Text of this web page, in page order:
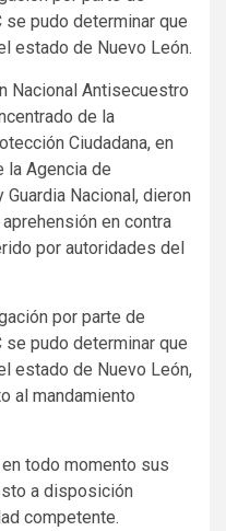
se pudo determinar que
estado de Nuevo León.
Nacional Antisecuestro
de la
Ciudadana, en
la Agencia de
Guardia Nacional, dieron
en contra
por autoridades del
por parte de
se pudo determinar que
estado de Nuevo León,
al mandamiento
todo momento sus
a disposición
competente.